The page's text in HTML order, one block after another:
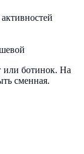
или ботинок. На
сменная.